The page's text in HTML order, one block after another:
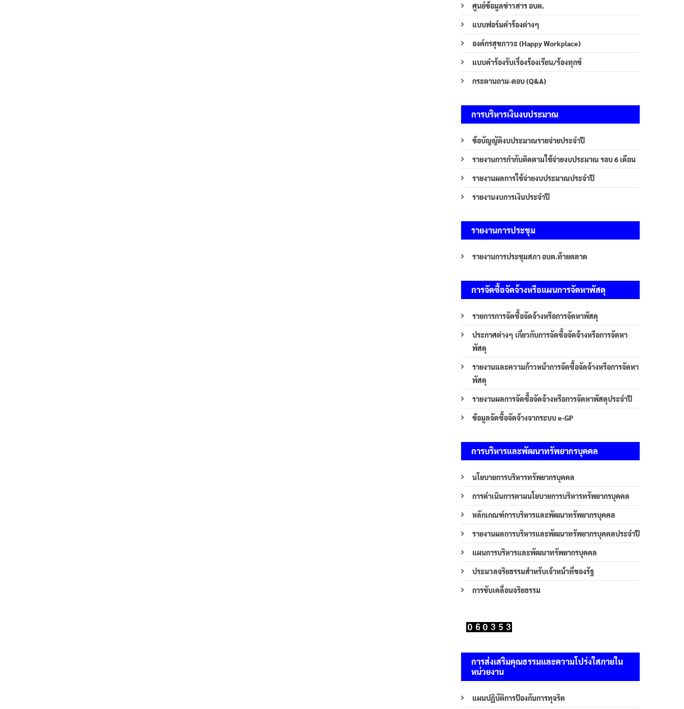
ศูนย์ข้อมูลข่าวสาร อบต.
แบบฟอร์มคำร้องต่างๆ
องค์กรสุขภาวะ (Happy Workplace)
แบบคำร้องรับเรื่องร้องเรียน/ร้องทุกข์
กระดานถาม-ตอบ (Q&A)
การบริหารเงินงบประมาณ
ข้อบัญญัติงบประมาณรายจ่ายประจำปี
รายงานการกำกับติดตามใช้จ่ายงบประมาณ รอบ 6 เดือน
รายงานผลการใช้จ่ายงบประมาณประจำปี
รายงานงบการเงินประจำปี
รายงานการประชุม
รายงานการประชุมสภา อบต.ท้ายตลาด
การจัดซื้อจัดจ้างหรือแผนการจัดหาพัสดุ
รายการการจัดซื้อจัดจ้างหรือการจัดหาพัสดุ
ประกาศต่างๆ เกี่ยวกับการจัดซื้อจัดจ้างหรือการจัดหา
พัสดุ
รายงานและความก้าวหน้าการจัดซื้อจัดจ้างหรือการจัดหา
พัสดุ
รายงานผลการจัดซื้อจัดจ้างหรือการจัดหาพัสดุประจำปี
ข้อมูลจัดซื้อจัดจ้างจากระบบ e-GP
การบริหารและพัฒนาทรัพยากรบุคคล
นโยบายการบริหารทรัพยากรบุคคล
การดำเนินการตามนโยบายการบริหารทรัพยากรบุคคล
หลักเกณฑ์การบริหารและพัฒนาทรัพยากรบุคคล
รายงานผลการบริหารและพัฒนาทรัพยากรบุคคลประจำปี
แผนการบริหารและพัฒนาทรัพยากรบุคคล
ประมวลจริยธรรมสำหรับเจ้าหน้าที่ของรัฐ
การขับเคลื่อนจริยธรรม
การส่งเสริมคุณธรรมและความโปร่งใสภายใน
หน่วยงาน
แผนปฏิบัติการป้องกันการทุจริต